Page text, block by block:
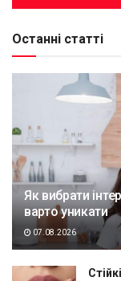
Останні статті
Як вибрати
варто уникати
07.08.2026